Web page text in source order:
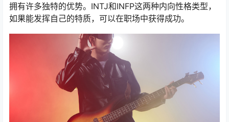
拥有许多独特的优势。INTJ和INFP这两种内向性格类型，
如果能发挥自己的特质，可以在职场中获得成功。